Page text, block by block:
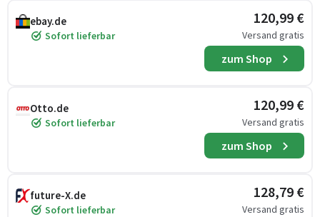
ebay.de
Sofort lieferbar
120,99 €
Versand gratis
zum Shop
Otto.de
Sofort lieferbar
120,99 €
Versand gratis
zum Shop
future-X.de
Sofort lieferbar
128,79 €
Versand gratis